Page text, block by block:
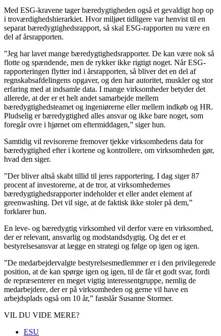
Med ESG-kravene tager bæredygtigheden også et gevaldigt hop op
i troværdighedshierarkiet. Hvor miljøet tidligere var henvist til en
separat bæredygtighedsrapport, så skal ESG-rapporten nu være en
del af årsrapporten.
”Jeg har lavet mange bæredygtighedsrapporter. De kan være nok så
flotte og spændende, men de rykker ikke rigtigt noget. Når ESG-
rapporteringen flytter ind i årsrapporten, så bliver det en del af
regnskabsafdelingens opgaver, og den har autoritet, muskler og stor
erfaring med at indsamle data. I mange virksomheder betyder det
allerede, at der er et helt andet samarbejde mellem
bæredygtighedsteamet og ingeniørerne eller mellem indkøb og HR.
Pludselig er bæredygtighed alles ansvar og ikke bare noget, som
foregår ovre i hjørnet om eftermiddagen,” siger hun.
Samtidig vil revisorerne fremover tjekke virksomhedens data for
bæredygtighed efter i kortene og kontrollere, om virksomheden gør,
hvad den siger.
”Der bliver altså skabt tillid til jeres rapportering. I dag siger 87
procent af investorerne, at de tror, at virksomhedernes
bæredygtighedsrapporter indeholder et eller andet element af
greenwashing. Det vil sige, at de faktisk ikke stoler på dem,”
forklarer hun.
En leve- og bæredygtig virksomhed vil derfor være en virksomhed,
der er relevant, ansvarlig og modstandsdygtig. Og det er et
bestyrelsesansvar at lægge en strategi og følge op igen og igen.
”De medarbejdervalgte bestyrelsesmedlemmer er i den privilegerede
position, at de kan spørge igen og igen, til de får et godt svar, fordi
de repræsenterer en meget vigtig interessentgruppe, nemlig de
medarbejdere, der er på virksomheden og gerne vil have en
arbejdsplads også om 10 år,” fastslår Susanne Stormer.
VIL DU VIDE MERE?
ESU